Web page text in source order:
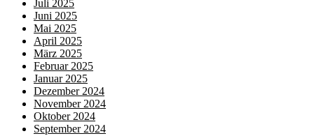
Juli 2025
Juni 2025
Mai 2025
April 2025
März 2025
Februar 2025
Januar 2025
Dezember 2024
November 2024
Oktober 2024
September 2024